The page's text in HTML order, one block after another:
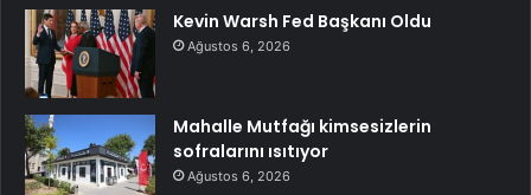
Kevin Warsh Fed Başkanı Oldu
Ağustos 6, 2026
Mahalle Mutfağı kimsesizlerin
sofralarını ısıtıyor
Ağustos 6, 2026